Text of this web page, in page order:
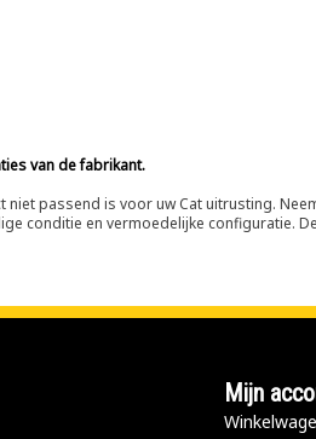
van de fabrikant.
passend is voor uw Cat uitrusting.
conditie en vermoedelijke configuratie.
Mijn